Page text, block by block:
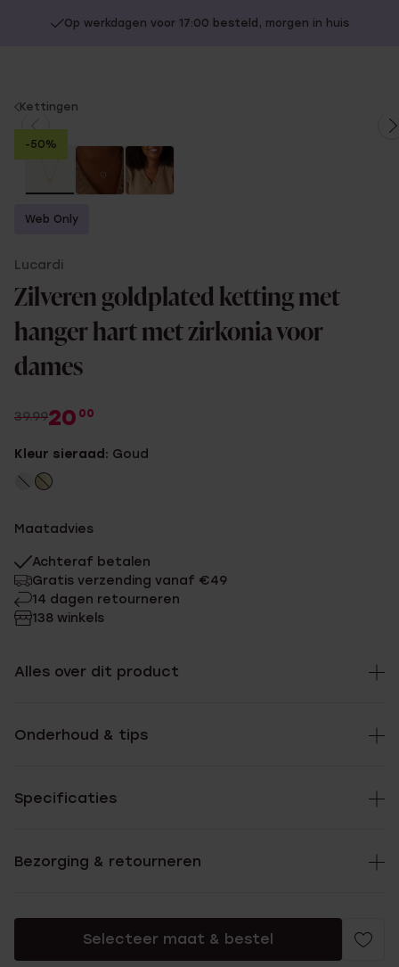
Op werkdagen voor 17:00 besteld, morgen in huis
You
are
here:
Kettingen
-50%
Web Only
Lucardi
Zilveren goldplated ketting met
hanger hart met zirkonia voor
dames
39.9920 00
Kleur sieraad: Goud
Maatadvies
Achteraf betalen
Gratis verzending vanaf €49
14 dagen retourneren
138 winkels
Alles over dit product
Onderhoud & tips
Specificaties
Bezorging & retourneren
Selecteer maat & bestel